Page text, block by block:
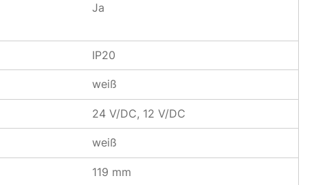
Ja
IP20
weiß
24 V/DC, 12 V/DC
weiß
119 mm